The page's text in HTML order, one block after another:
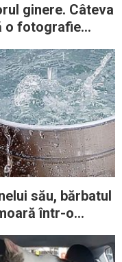
ginere. Câteva
o fotografie
său, bărbatul
într-o